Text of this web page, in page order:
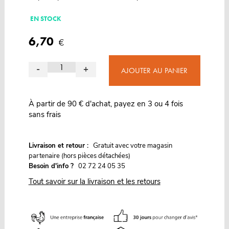
EN STOCK
6,70 €
- + AJOUTER AU PANIER
À partir de 90 € d'achat, payez en 3 ou 4 fois
sans frais
Livraison et retour : Gratuit avec votre magasin
partenaire (hors pièces détachées)
Besoin d'info ? 02 72 24 05 35
Tout savoir sur la livraison et les retours